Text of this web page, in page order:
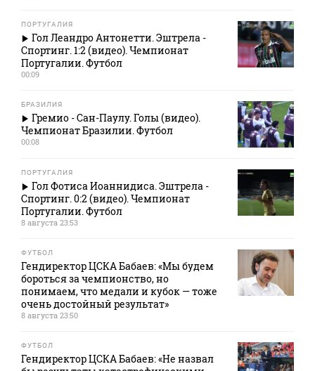
ПОРТУГАЛИЯ
Гол Леандро Антонетти. Эштрела -
Спортинг. 1:2 (видео). Чемпионат
Португалии. Футбол
00:09
БРАЗИЛИЯ
Гремио - Сан-Паулу. Голы (видео).
Чемпионат Бразилии. Футбол
00:08
ПОРТУГАЛИЯ
Гол Фотиса Иоаннидиса. Эштрела -
Спортинг. 0:2 (видео). Чемпионат
Португалии. Футбол
8 августа 23:53
ФУТБОЛ
Гендиректор ЦСКА Бабаев: «Мы будем
бороться за чемпионство, но
понимаем, что медали и кубок — тоже
очень достойный результат»
8 августа 23:50
ФУТБОЛ
Гендиректор ЦСКА Бабаев: «Не назвал